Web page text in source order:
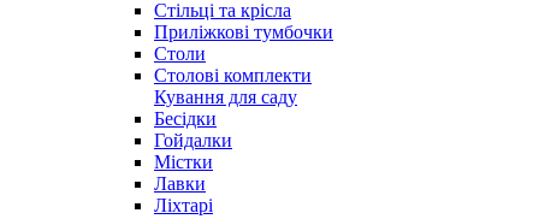
Стільці та крісла
Приліжкові тумбочки
Столи
Столові комплекти
Кування для саду
Бесідки
Гойдалки
Містки
Лавки
Ліхтарі